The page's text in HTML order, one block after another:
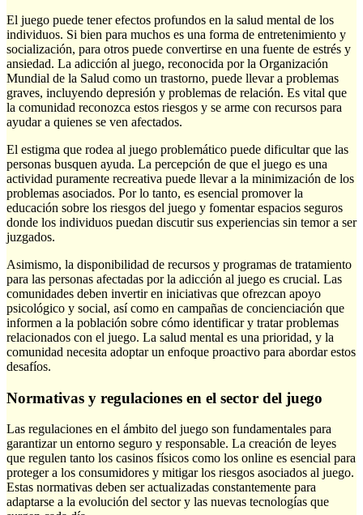
El juego puede tener efectos profundos en la salud mental de los
individuos. Si bien para muchos es una forma de entretenimiento y
socialización, para otros puede convertirse en una fuente de estrés y
ansiedad. La adicción al juego, reconocida por la Organización
Mundial de la Salud como un trastorno, puede llevar a problemas
graves, incluyendo depresión y problemas de relación. Es vital que
la comunidad reconozca estos riesgos y se arme con recursos para
ayudar a quienes se ven afectados.
El estigma que rodea al juego problemático puede dificultar que las
personas busquen ayuda. La percepción de que el juego es una
actividad puramente recreativa puede llevar a la minimización de los
problemas asociados. Por lo tanto, es esencial promover la
educación sobre los riesgos del juego y fomentar espacios seguros
donde los individuos puedan discutir sus experiencias sin temor a ser
juzgados.
Asimismo, la disponibilidad de recursos y programas de tratamiento
para las personas afectadas por la adicción al juego es crucial. Las
comunidades deben invertir en iniciativas que ofrezcan apoyo
psicológico y social, así como en campañas de concienciación que
informen a la población sobre cómo identificar y tratar problemas
relacionados con el juego. La salud mental es una prioridad, y la
comunidad necesita adoptar un enfoque proactivo para abordar estos
desafíos.
Normativas y regulaciones en el sector del juego
Las regulaciones en el ámbito del juego son fundamentales para
garantizar un entorno seguro y responsable. La creación de leyes
que regulen tanto los casinos físicos como los online es esencial para
proteger a los consumidores y mitigar los riesgos asociados al juego.
Estas normativas deben ser actualizadas constantemente para
adaptarse a la evolución del sector y las nuevas tecnologías que